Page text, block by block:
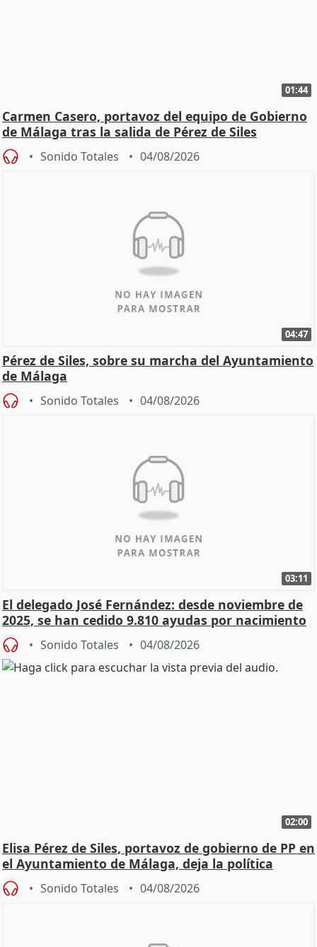
01:44
Carmen Casero, portavoz del equipo de Gobierno
de Málaga tras la salida de Pérez de Siles
Sonido Totales 04/08/2026
04:47
Pérez de Siles, sobre su marcha del Ayuntamiento
de Málaga
Sonido Totales 04/08/2026
03:11
El delegado José Fernández: desde noviembre de
2025, se han cedido 9.810 ayudas por nacimiento
Sonido Totales 04/08/2026
02:00
Elisa Pérez de Siles, portavoz de gobierno de PP en
el Ayuntamiento de Málaga, deja la política
Sonido Totales 04/08/2026